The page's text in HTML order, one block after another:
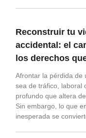
Reconstruir tu
accidental: el
los derechos
Afrontar la pérdida
sea de tráfico,
profundo que altera
Sin embargo, lo que
inesperada se